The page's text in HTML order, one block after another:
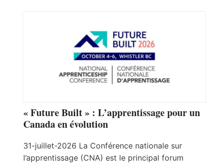
« Future Built » : L’apprentissage pour un
Canada en évolution
31-juillet-2026 La Conférence nationale sur
l’apprentissage (CNA) est le principal forum